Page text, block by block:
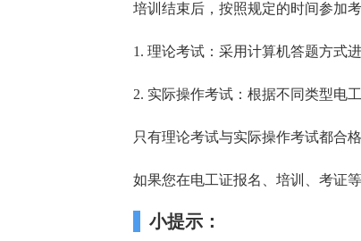
培训结束后，按照规定的时间参加
1. 理论考试：采用计算机答题方式
2. 实际操作考试：根据不同类型电
只有理论考试与实际操作考试都合
如果您在电工证报名、培训、考证
小提示：